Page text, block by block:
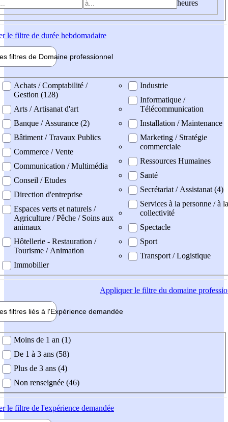
heures
le filtre de durée hebdomadaire
filtres de Domaine professionnel
professionel
Achats / Comptabilité /
Gestion (128)
Arts / Artisanat d'art
Banque / Assurance (2)
Bâtiment / Travaux Publics
Commerce / Vente
Communication / Multimédia
Conseil / Etudes
Direction d'entreprise
Espaces verts et naturels /
Agriculture / Pêche / Soins aux
animaux
Hôtellerie - Restauration /
Tourisme / Animation
Immobilier
Industrie
Informatique /
Télécommunication
Installation / Maintenance
Marketing / Stratégie
commerciale
Ressources Humaines
Santé
Secrétariat / Assistanat (4)
Services à la personne / à la
collectivité
Spectacle
Sport
Transport / Logistique
Appliquerle filtre du domaine
filtres liés à l'Expérience demandée
demandée
Moins de 1 an (1)
De 1 à 3 ans (58)
Plus de 3 ans (4)
Non renseignée (46)
le filtre de l'expérience demandée